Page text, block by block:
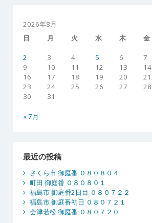
2026年8月
日
月 火 水 木 金
2
3 4 5 6 7
9
10 11 12 13 14
16
17 18 19 20 21
23
24 25 26 27 28
30
31
« 7月
最近の投稿
さくら市 御庭番 ０８０８０４
町田 御庭番 ０８０８０１
福島市 御庭番2日目 ０８０７２２
福島市 御庭番初日 ０８０７２１
会津若松 御庭番 ０８０７２０